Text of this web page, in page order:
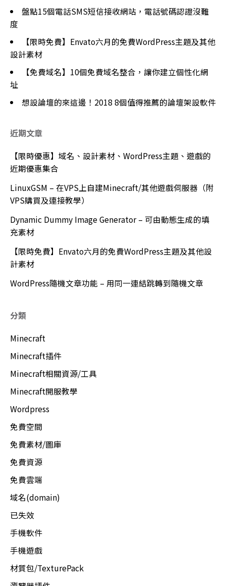
盤點15個電話SMS短信接收網站，電話號碼認證沒難
度
【限時免費】Envato六月的免費WordPress主題及其他
設計素材
【免費域名】10個免費域名整合，讓你建立個性化網
址
想設論壇的來這邊！2018 8個值得推薦的論壇架設軟件
近期文章
【限時優惠】域名、設計素材、WordPress主題、遊戲的
近期優惠集合
LinuxGSM – 在VPS上自建Minecraft/其他遊戲伺服器（附
VPS購買及連接教學）
Dynamic Dummy Image Generator – 可由動態生成的填
充素材
【限時免費】Envato六月的免費WordPress主題及其他設
計素材
WordPress隨機文章功能 – 用同一連結跳轉到隨機文章
分類
Minecraft
Minecraft插件
Minecraft相關資源/工具
Minecraft開服教學
Wordpress
免費空間
免費素材/圖庫
免費資源
免費雲端
域名(domain)
已失效
手機軟件
手機遊戲
材質包/TexturePack